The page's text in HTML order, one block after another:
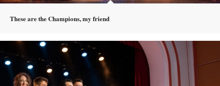
These are the Champions, my friend